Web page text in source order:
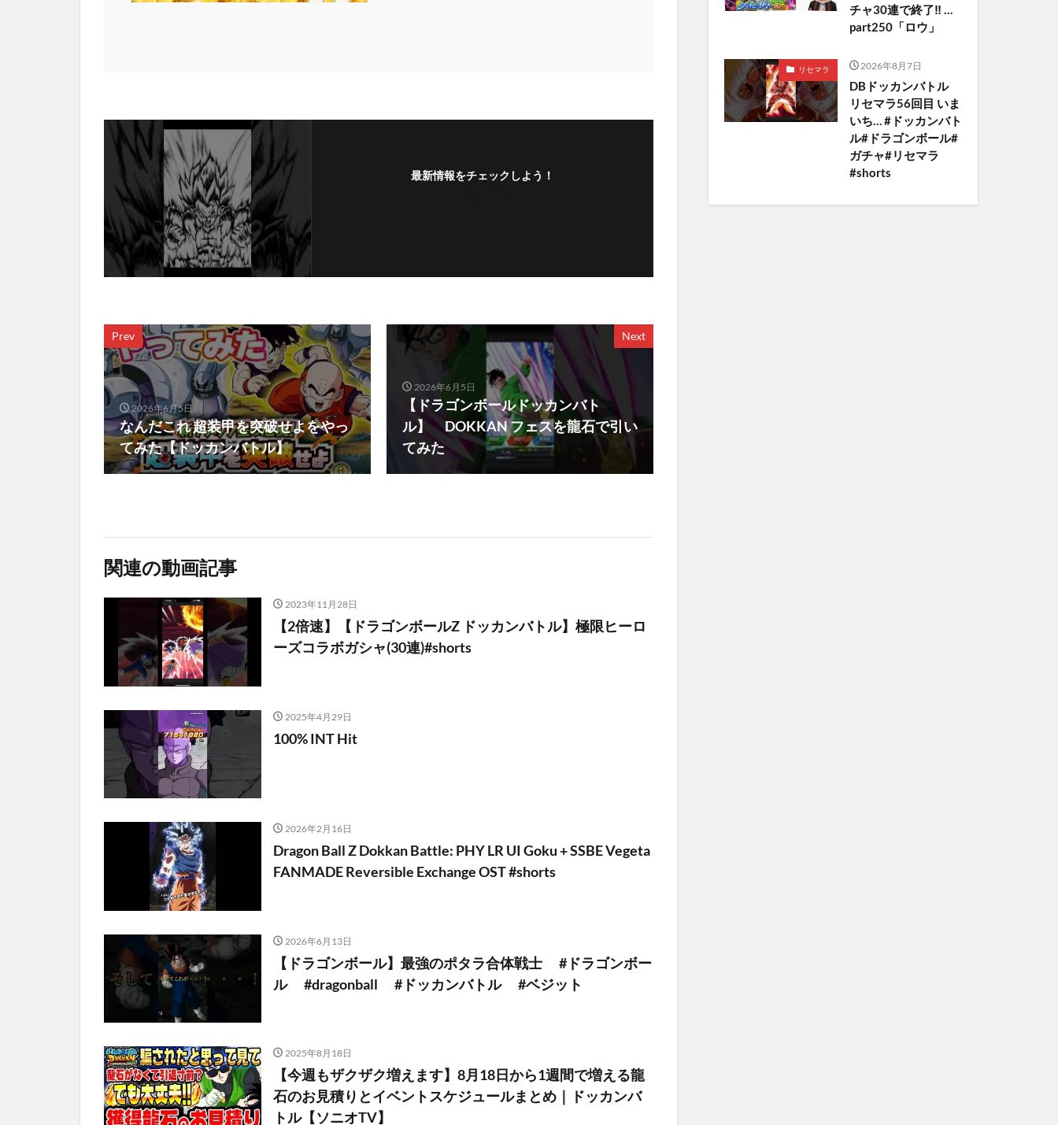
最新情報をチェックしよう！
Prev
2026年6月5日
なんだこれ 超装甲を突破せよをやっ
てみた【ドッカンバトル】
Next
2026年6月5日
【ドラゴンボールドッカンバト
ル】 DOKKAN フェスを龍石で引い
てみた
関連の動画記事
2023年11月28日
【2倍速】【ドラゴンボールZ ドッカンバトル】極限ヒーロ
ーズコラボガシャ(30連)#shorts
2025年4月29日
100% INT Hit
2026年2月16日
Dragon Ball Z Dokkan Battle: PHY LR UI Goku + SSBE Vegeta
FANMADE Reversible Exchange OST #shorts
2026年6月13日
【ドラゴンボール】最強のポタラ合体戦士 #ドラゴンボー
ル #dragonball #ドッカンバトル #ベジット
2025年8月18日
【今週もザクザク増えます】8月18日から1週間で増える龍
石のお見積りとイベントスケジュールまとめ｜ドッカンバ
トル【ソニオTV】
チャ30連で終了‼︎ …
part250「ロウ」
リセマラ 2026年8月7日
DBドッカンバトル
リセマラ56回目 いま
いち… #ドッカンバト
ル#ドラゴンボール#
ガチャ#リセマラ
#shorts